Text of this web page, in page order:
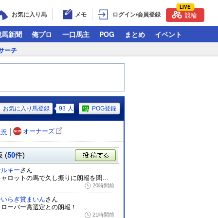
お気に入り馬 メモ ログイン/会員登録
LIVE
競輪
新聞 俺プロ 一口馬主 POG まとめ イベント
ーチ
お気に入り馬登録 93 人 POG登録
オーナーズ
(50件)
投稿する
キーさん
キャロットの馬で久し振りに朗報を聞きまし...
20時間前
らぎ賞まいんさん
ーバー賞選定との朗報！
21時間前